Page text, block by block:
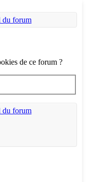
du forum
de ce forum ?
du forum